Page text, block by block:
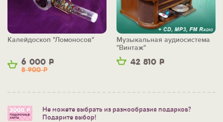
6 000 Р
8 900Р
Калейдоскоп "Ломоносов"
42 810 Р
Музыкальная аудиосистема
"Винтаж"
Не можете выбрать из разнообразия подарков?
Подарите выбор!